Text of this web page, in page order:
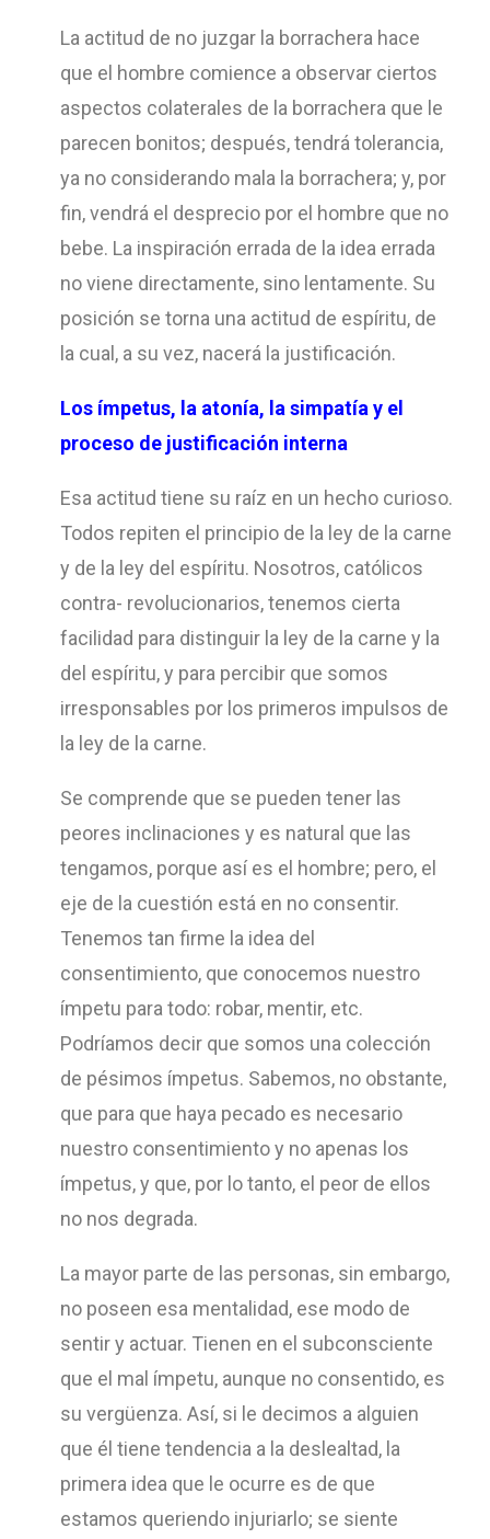
La actitud de no juzgar la borrachera hace
que el hombre comience a observar ciertos
aspectos colaterales de la borrachera que le
parecen bonitos; después, tendrá tolerancia,
ya no considerando mala la borrachera; y, por
fin, vendrá el desprecio por el hombre que no
bebe. La inspiración errada de la idea errada
no viene directamente, sino lentamente. Su
posición se torna una actitud de espíritu, de
la cual, a su vez, nacerá la justificación.
Los ímpetus, la atonía, la simpatía y el
proceso de justificación interna
Esa actitud tiene su raíz en un hecho curioso.
Todos repiten el principio de la ley de la carne
y de la ley del espíritu. Nosotros, católicos
contra- revolucionarios, tenemos cierta
facilidad para distinguir la ley de la carne y la
del espíritu, y para percibir que somos
irresponsables por los primeros impulsos de
la ley de la carne.
Se comprende que se pueden tener las
peores inclinaciones y es natural que las
tengamos, porque así es el hombre; pero, el
eje de la cuestión está en no consentir.
Tenemos tan firme la idea del
consentimiento, que conocemos nuestro
ímpetu para todo: robar, mentir, etc.
Podríamos decir que somos una colección
de pésimos ímpetus. Sabemos, no obstante,
que para que haya pecado es necesario
nuestro consentimiento y no apenas los
ímpetus, y que, por lo tanto, el peor de ellos
no nos degrada.
La mayor parte de las personas, sin embargo,
no poseen esa mentalidad, ese modo de
sentir y actuar. Tienen en el subconsciente
que el mal ímpetu, aunque no consentido, es
su vergüenza. Así, si le decimos a alguien
que él tiene tendencia a la deslealtad, la
primera idea que le ocurre es de que
estamos queriendo injuriarlo; se siente